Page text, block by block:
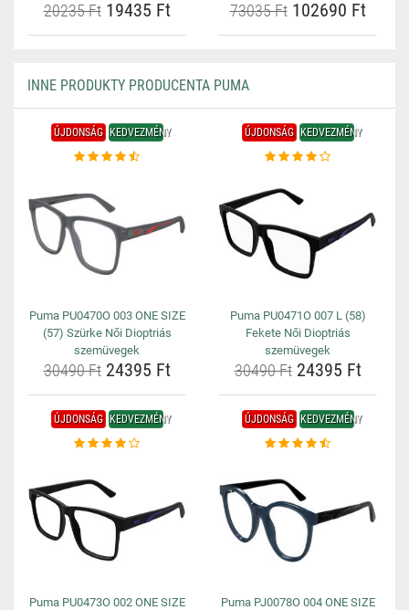
20235 Ft19435 Ft 73035 Ft102690 Ft
INNE PRODUKTY PRODUCENTA PUMA
ÚJDONSÁG KEDVEZMÉNY
Puma PU0470O 003 ONE SIZE
(57) Szürke Női Dioptriás
szemüvegek
30490 Ft24395 Ft
ÚJDONSÁG KEDVEZMÉNY
Puma PU0471O 007 L (58)
Fekete Női Dioptriás
szemüvegek
30490 Ft24395 Ft
ÚJDONSÁG KEDVEZMÉNY
Puma PU0473O 002 ONE SIZE
ÚJDONSÁG KEDVEZMÉNY
Puma PJ0078O 004 ONE SIZE